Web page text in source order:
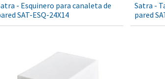
- Esquinero para canaleta de
SAT-ESQ-24X14
Satra -
pared